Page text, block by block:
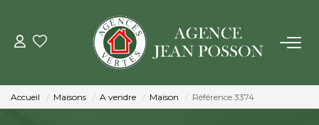
LOCATION
Accueil Maisons A vendre Maison Référence 3374